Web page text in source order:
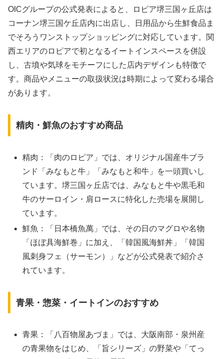
OICグループの公式発表によると、ロピア堺三国ヶ丘店は
コーナン堺三国ケ丘店内に出店し、日用品から生鮮食品ま
でそろうワンストップショッピングに対応しています。関
西エリアのロピアで初となるイートインスペースを併設
し、古墳や気球をモチーフにした店内デザインも特徴で
す。商品やメニューの取扱状況は時期によって変わる場合
があります。
精肉・鮮魚のおすすめ商品
精肉：「肉のロピア」では、オリジナル国産牛ブラ
ンド「みなもと牛」「みなもと和牛」を一頭買いし
ています。堺三国ヶ丘店では、みなもと牛や黒毛和
牛のサーロイン・肩ロースに特化した売場を展開し
ています。
鮮魚：「日本橋魚萬」では、その日のマグロや名物
「ほぼ具海鮮巻」に加え、「韓国風海鮮丼」「韓国
風刺身フェ（サーモン）」などが公式発表で紹介さ
れています。
青果・惣菜・イートインのおすすめ
青果：「八百物屋あづま」では、大阪南部・泉州産
の青果物をはじめ、「旨シリーズ」の野菜や「てっ